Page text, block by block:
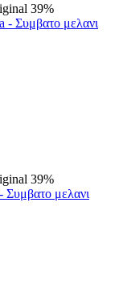
39%
Συμβατο μελανι
39%
μελανι